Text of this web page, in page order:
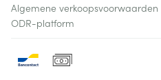
Algemene verkoopsvoorwaarden
ODR-platform